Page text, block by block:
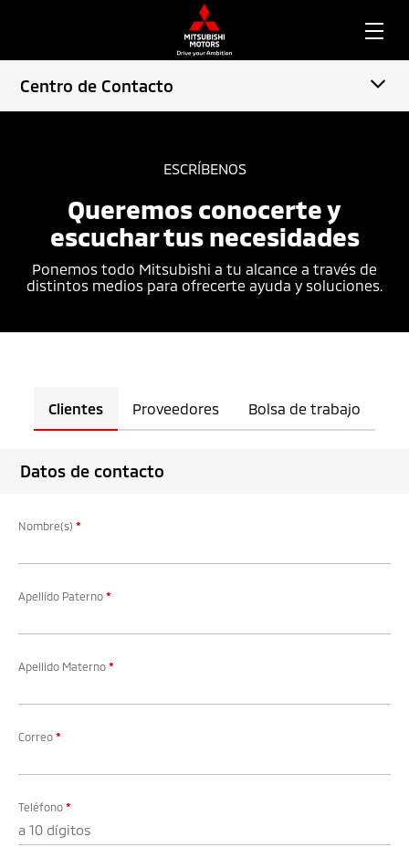
Centro de Contacto
ESCRÍBENOS
Queremos conocerte y
escuchar tus necesidades
Ponemos todo Mitsubishi a tu alcance a través de
distintos medios para ofrecerte ayuda y soluciones.
Clientes Proveedores Bolsa de trabajo
Datos de contacto
Nombre(s) *
Apellido Paterno *
Apellido Materno *
Correo *
Teléfono *